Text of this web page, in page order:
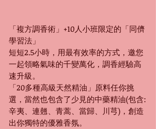
「複方調香術」+10人小班限定的「同儕
學習法」
短短2.5小時，用最有效率的方式，邀您
一起領略氣味的千變萬化，調香經驗高
速升級。
「20多種高級天然精油」原料任你挑
選，當然也包含了少見的中藥精油(包含:
辛夷、連翹、青蒿、當歸、川芎)，創造
出你獨特的優雅香氛。